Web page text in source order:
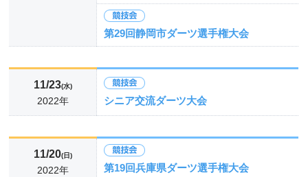
第29回静岡市ダーツ選手権大会
11/23(水)
2022年 シニア交流ダーツ大会
11/20(日)
2022年 第19回兵庫県ダーツ選手権大会